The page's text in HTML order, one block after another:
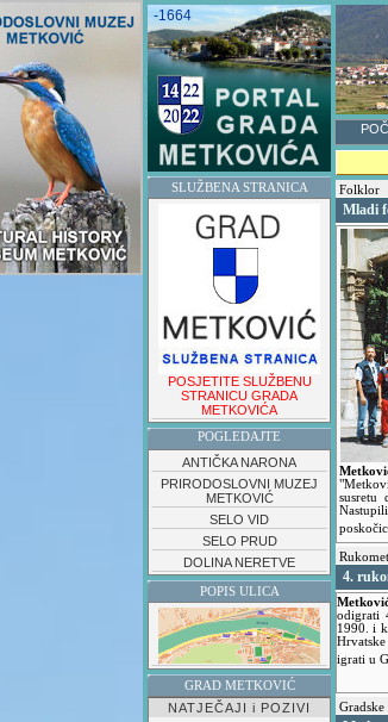
-1664
SLUŽBENA STRANICA
POSJETITE SLUŽBENU
STRANICU GRADA
METKOVIĆA
POGLEDAJTE
ANTIČKA NARONA
PRIRODOSLOVNI MUZEJ
METKOVIĆ
SELO VID
SELO PRUD
DOLINA NERETVE
POPIS ULICA
GRAD METKOVIĆ
NATJEČAJI i POZIVI
Folklor
Mladi
susretu
Rukomet
4.
odigrati
1990. i
igrati u
Gradske